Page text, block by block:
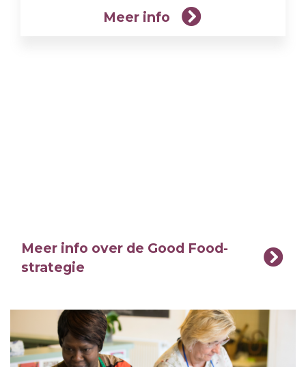
Meer info
Meer info over de Good Food-
strategie